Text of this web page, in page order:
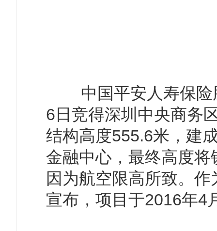
中国平安人寿保险
6日竞得深圳中央商务
结构高度555.6米，建
金融中心，最终高度将
因为航空限高所致。
宣布，项目于2016年4